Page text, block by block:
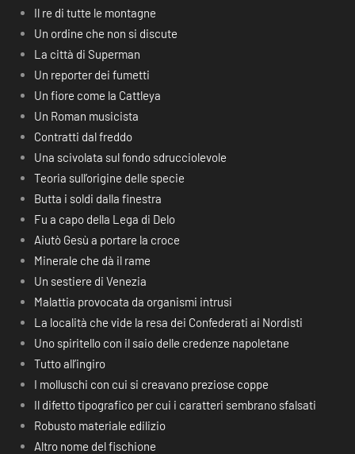
Il re di tutte le montagne
Un ordine che non si discute
La città di Superman
Un reporter dei fumetti
Un fiore come la Cattleya
Un Roman musicista
Contratti dal freddo
Una scivolata sul fondo sdrucciolevole
Teoria sull’origine delle specie
Butta i soldi dalla finestra
Fu a capo della Lega di Delo
Aiutò Gesù a portare la croce
Minerale che dà il rame
Un sestiere di Venezia
Malattia provocata da organismi intrusi
La località che vide la resa dei Confederati ai Nordisti
Uno spiritello con il saio delle credenze napoletane
Tutto all’ingiro
I molluschi con cui si creavano preziose coppe
Il difetto tipografico per cui i caratteri sembrano sfalsati
Robusto materiale edilizio
Altro nome del fischione